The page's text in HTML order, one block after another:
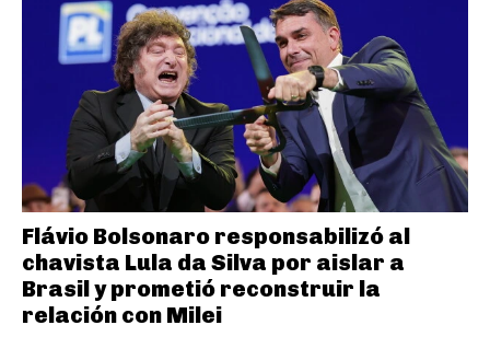
Flávio Bolsonaro responsabilizó al
chavista Lula da Silva por aislar a
Brasil y prometió reconstruir la
relación con Milei